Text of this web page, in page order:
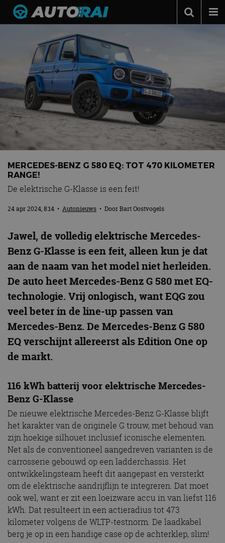
Podcast
Autotests
Automerken
Adverteren
Contact
MotorRAI.nl
MERCEDES-BENZ G 580 EQ: TOT 470 KILOMETER
RANGE!
De elektrische G-Klasse is een feit!
24 apr 2024, 8:14 • Autonieuws • DoorBart Oostvogels
Jawel, de volledig elektrische Mercedes-
Benz G-Klasse is een feit, alleen kun je dat
aan de naam van het model niet herleiden.
De auto heet Mercedes-Benz G 580 met EQ-
technologie. Vrij onlogisch, want EQG zou
veel beter in de line-up passen van
Mercedes-Benz. De Mercedes-Benz G 580
EQ verschijnt allereerst als Edition One op
de markt.
116 kWh batterij voor elektrische Mercedes-
Benz G-Klasse
De nieuwe elektrische Mercedes-Benz G-Klasse blijft
het karakter van de originele G trouw, met behoud van
zijn hoekige silhouet inclusief iconische elementen.
Net als de conventioneel aangedreven varianten is de
carrosserie gebouwd op een ladderchassis. Het
ontwikkelingsteam heeft dit aangepast en versterkt
om de elektrische aandrijflijn te integreren. Dat moet
ook wel, want er zit een loeizware accu in van liefst 116
kWh. Dat resulteert in een actieradius tot 473
kilometer volgens de WLTP-testnorm. De laadkabel
berg je op in een handige case op de achterklep, slim!